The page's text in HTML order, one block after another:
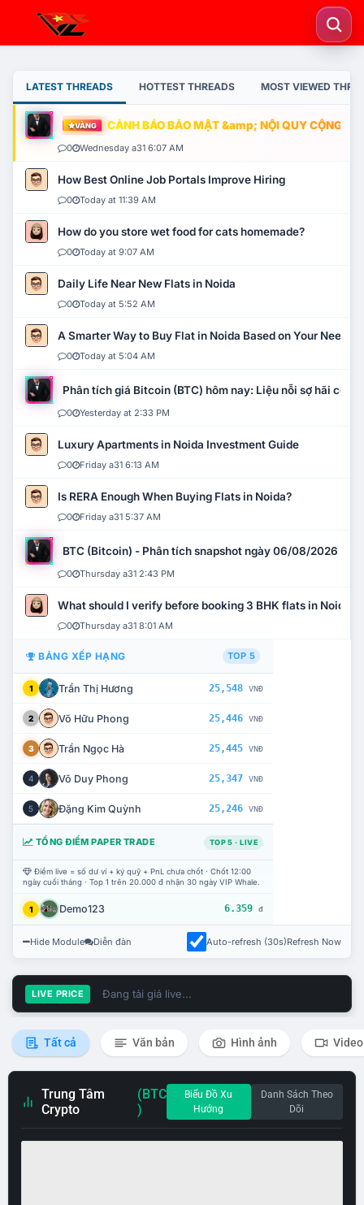
LATEST THREADS HOTTEST THREADS MOST VIEWED
VÀNG CẢNH BÁO BẢO MẬT &amp; NỘI QUY CỘNG
0 Wednesday a31 6:07 AM
How Best Online Job Portals Improve Hiring
0 Today at 11:39 AM
How do you store wet food for cats homemade?
0 Today at 9:07 AM
Daily Life Near New Flats in Noida
0 Today at 5:52 AM
A Smarter Way to Buy Flat in Noida Based on Your Needs
0 Today at 5:04 AM
Phân tích giá Bitcoin (BTC) hôm nay: Liệu nỗi sợ hãi có
0 Yesterday at 2:33 PM
Luxury Apartments in Noida Investment Guide
0 Friday a31 6:13 AM
Is RERA Enough When Buying Flats in Noida?
0 Friday a31 5:37 AM
BTC (Bitcoin) - Phân tích snapshot ngày 06/08/2026
0 Thursday a31 2:43 PM
What should I verify before booking 3 BHK flats in Noida?
0 Thursday a31 8:01 AM
BẢNG XẾP HẠNG TOP 5
1 Trần Thị Hương 25,548 VNĐ
2 Võ Hữu Phong 25,446 VNĐ
3 Trần Ngọc Hà 25,445 VNĐ
4 Võ Duy Phong 25,347 VNĐ
5 Đặng Kim Quỳnh 25,246 VNĐ
TỔNG ĐIỂM PAPER TRADE TOP 5 · LIVE
Điểm live = số dư ví + ký quỹ + PnL chưa chốt · Chốt 12:00
ngày cuối tháng · Top 1 trên 20.000 đ nhận 30 ngày VIP Whale.
1 Demo123 6.359 đ
Hide Module Diễn đàn Auto-refresh (30s)Refresh Now
LIVE PRICE Đang tải giá live...
Tất cả Văn bản Hình ảnh Video
Trung Tâm
Crypto
(BTC
)
Biểu Đồ Xu
Hướng
Danh Sách Theo
Dõi